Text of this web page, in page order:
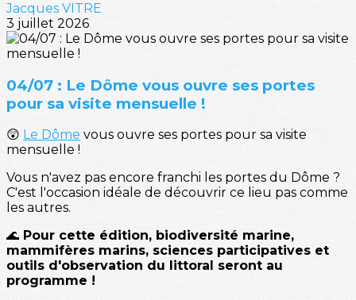
Jacques VITRE
3 juillet 2026
04/07 : Le Dôme vous ouvre ses portes
pour sa visite mensuelle !
😲 Le Dôme vous ouvre ses portes pour sa visite
mensuelle !
Vous n'avez pas encore franchi les portes du Dôme ?
C'est l'occasion idéale de découvrir ce lieu pas comme
les autres.
🌊 Pour cette édition, biodiversité marine,
mammifères marins, sciences participatives et
outils d'observation du littoral seront au
programme !